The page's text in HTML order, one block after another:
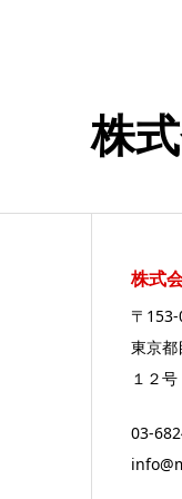
株
株式
〒
東京都
１２
03-